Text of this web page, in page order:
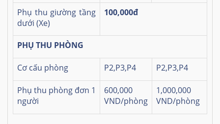
Phụ thu giường tầng
dưới (Xe)
100,000đ
PHỤ THU PHÒNG
Cơ cấu phòng P2,P3,P4 P2,P3,P4
Phụ thu phòng đơn 1
người
600,000
VND/phòng
1,000,000
VND/phòng